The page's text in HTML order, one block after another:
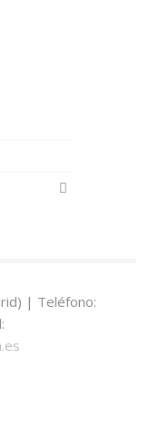
| Teléfono: